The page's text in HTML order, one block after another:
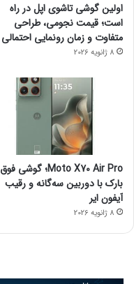
اولین گوشی تاشوی اپل در راه
است؛ قیمت نجومی، طراحی
متفاوت و زمان رونمایی احتمالی
8 ژانویه 2026
Moto X70 Air Pro؛ گوشی فوق
بارک با دوربین سه‌گانه و رقیب
آیفون ایر
8 ژانویه 2026